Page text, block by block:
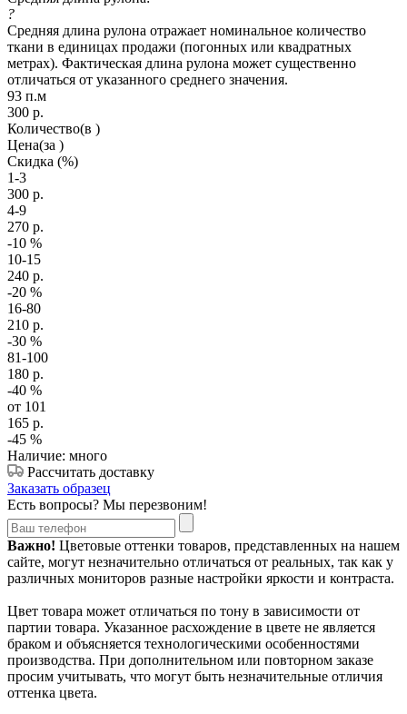
?
Средняя длина рулона отражает номинальное количество
ткани в единицах продажи (погонных или квадратных
метрах). Фактическая длина рулона может существенно
отличаться от указанного среднего значения.
93 п.м
300 р.
Количество(в )
Цена(за )
Скидка (%)
1-3
300 р.
4-9
270 р.
-10 %
10-15
240 р.
-20 %
16-80
210 р.
-30 %
81-100
180 р.
-40 %
от 101
165 р.
-45 %
Наличие: много
Рассчитать доставку
Заказать образец
Есть вопросы? Мы перезвоним!
Важно! Цветовые оттенки товаров, представленных на нашем
сайте, могут незначительно отличаться от реальных, так как у
различных мониторов разные настройки яркости и контраста.
Цвет товара может отличаться по тону в зависимости от
партии товара. Указанное расхождение в цвете не является
браком и объясняется технологическими особенностями
производства. При дополнительном или повторном заказе
просим учитывать, что могут быть незначительные отличия
оттенка цвета.